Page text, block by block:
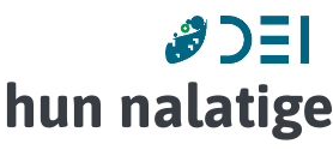
nalatige